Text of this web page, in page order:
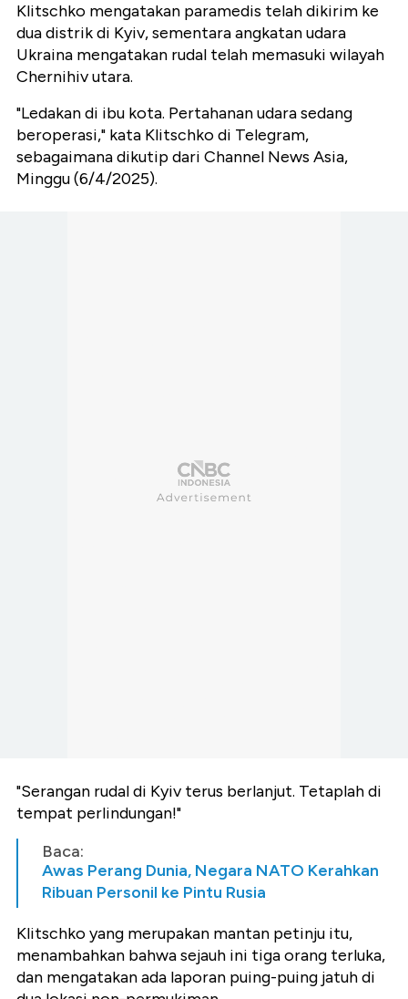
Klitschko mengatakan paramedis telah dikirim ke
dua distrik di Kyiv, sementara angkatan udara
Ukraina mengatakan rudal telah memasuki wilayah
Chernihiv utara.
"Ledakan di ibu kota. Pertahanan udara sedang
beroperasi," kata Klitschko di Telegram,
sebagaimana dikutip dari Channel News Asia,
Minggu (6/4/2025).
"Serangan rudal di Kyiv terus berlanjut. Tetaplah di
tempat perlindungan!"
Baca:
Awas Perang Dunia, Negara NATO Kerahkan
Ribuan Personil ke Pintu Rusia
Klitschko yang merupakan mantan petinju itu,
menambahkan bahwa sejauh ini tiga orang terluka,
dan mengatakan ada laporan puing-puing jatuh di